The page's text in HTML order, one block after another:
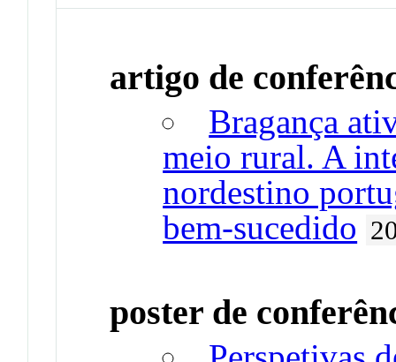
artigo de
Bragança
meio rural. A
nordestino
bem-sucedido
poster de